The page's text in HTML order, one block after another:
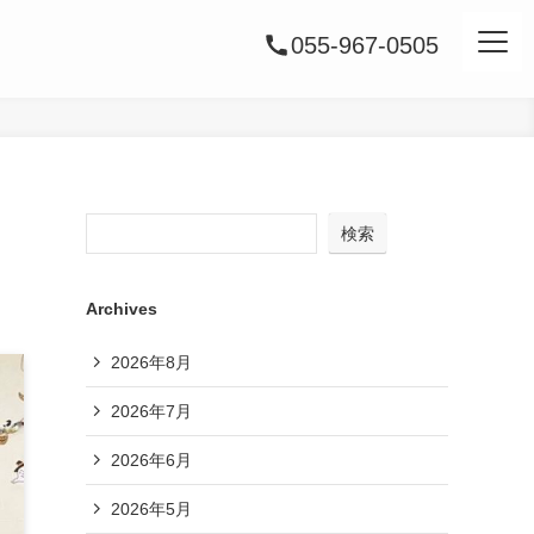
検索
Archives
2026年8月
2026年7月
2026年6月
2026年5月
055-967-0505